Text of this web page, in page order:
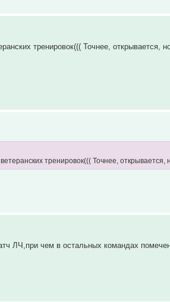
тренировок((( Точнее, открывается,
тренировок((( Точнее,
ЛЧ,при чем в остальных командах